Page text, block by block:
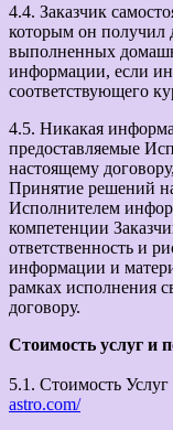
4.4. Заказчик
которым он получил
выполненных
информации, если
соответствующего
4.5. Никакая
предоставляемые
настоящему
Принятие решений
Исполнителем
компетенции
ответственность и
информации и
рамках исполнения
договору.
Стоимость услуг и
5.1. Стоимость Услуг
astro.com/